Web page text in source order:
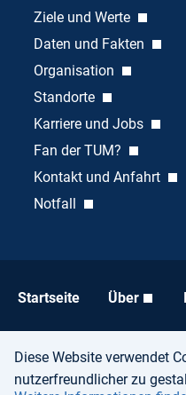
Diese Website verwendet
nutzerfreundlicher zu
Ziele und Werte
Daten und Fakten
Organisation
Standorte
Karriere und Jobs
Fan der TUM?
Kontakt und Anfahrt
Notfall
Startseite Über